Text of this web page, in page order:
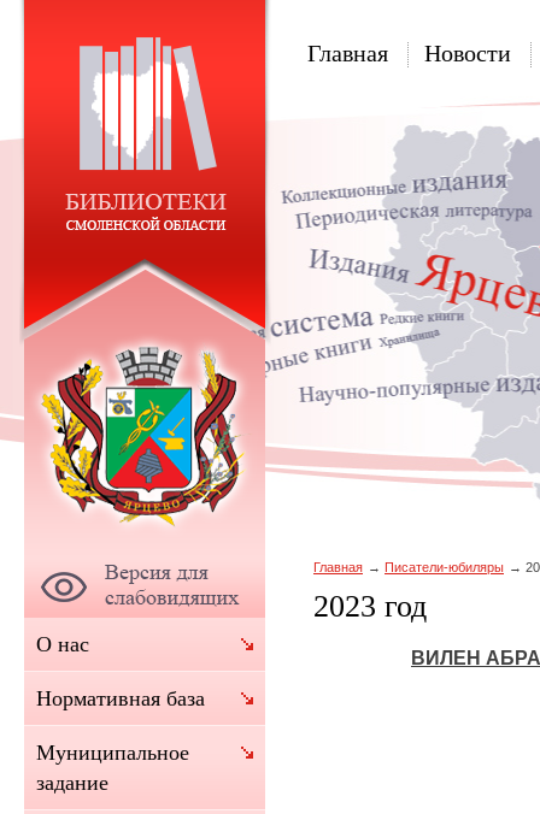
Главная Новости
Главная Писатели-юбиляры
2023 год
ВИЛЕН
О нас
Нормативная база
Муниципальное
задание